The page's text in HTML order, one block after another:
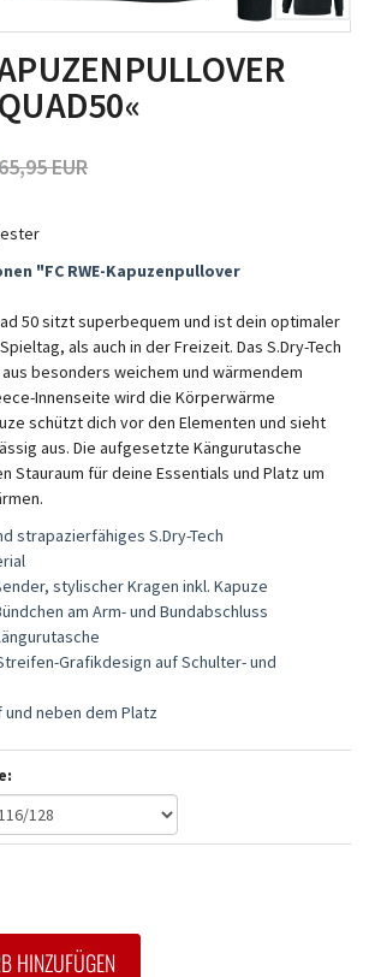
EUR
"FC RWE-Kapuzenpullover
50 sitzt superbequem und ist dein optimaler
als auch in der Freizeit. Das S.Dry-Tech
besonders weichem und wärmendem
Innenseite wird die Körperwärme
schützt dich vor den Elementen und sieht
aus. Die aufgesetzte Kängurutasche
Stauraum für deine Essentials und Platz um
strapazierfähiges S.Dry-Tech
stylischer Kragen inkl. Kapuze
am Arm- und Bundabschluss
Grafikdesign auf Schulter- und
neben dem Platz
HINZUFÜGEN